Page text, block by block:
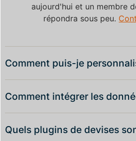
aujourd'hui et un membre
répondra sous peu.
Comment puis-je
Comment intégrer les
Quels plugins de devises